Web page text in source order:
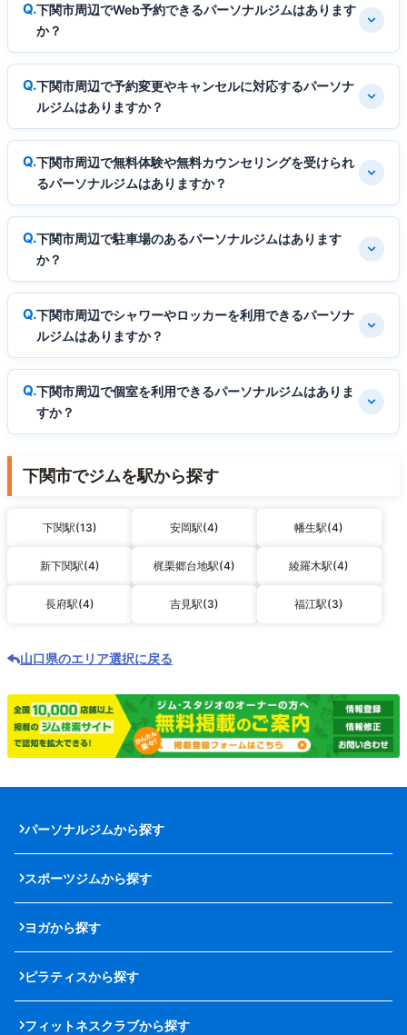
下関市周辺でWeb予約できるパーソナルジムはあります
か？
下関市周辺で予約変更やキャンセルに対応するパーソナ
ルジムはありますか？
下関市周辺で無料体験や無料カウンセリングを受けられ
るパーソナルジムはありますか？
下関市周辺で駐車場のあるパーソナルジムはあります
か？
下関市周辺でシャワーやロッカーを利用できるパーソナ
ルジムはありますか？
下関市周辺で個室を利用できるパーソナルジムはありま
すか？
下関市でジムを駅から探す
下関駅(13) 安岡駅(4) 幡生駅(4)
新下関駅(4) 梶栗郷台地駅(4) 綾羅木駅(4)
長府駅(4) 吉見駅(3) 福江駅(3)
山口県のエリア選択に戻る
パーソナルジムから探す
スポーツジムから探す
ヨガから探す
ピラティスから探す
フィットネスクラブから探す